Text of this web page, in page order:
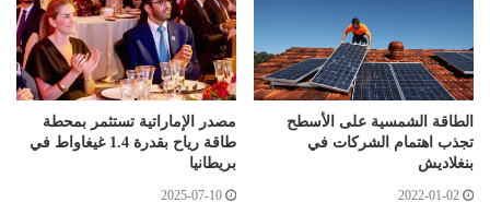
الطاقة الشمسية على الأسطح
تجذب اهتمام الشركات في
بنغلاديش
2022-01-02
مصدر الإماراتية تستثمر بمحطة
طاقة رياح بقدرة 1.4 غيغاواط في
بريطانيا
2025-07-10